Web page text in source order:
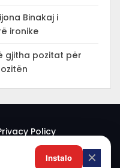
Binakaj i
ironike
gjitha pozitat për
Policy
Instalo ✕